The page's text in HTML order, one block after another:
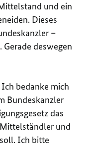
und ein
Dieses
–
deswegen
bedanke mich
Bundeskanzler
das
und
Ich bitte